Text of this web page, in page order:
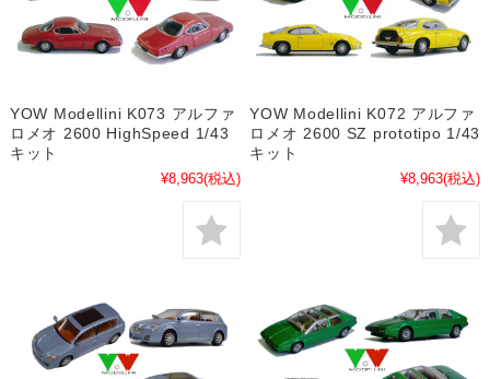
YOW Modellini K073 アルファ
ロメオ 2600 HighSpeed 1/43
キット
¥8,963(税込)
YOW Modellini K072 アルファ
ロメオ 2600 SZ prototipo 1/43
キット
¥8,963(税込)